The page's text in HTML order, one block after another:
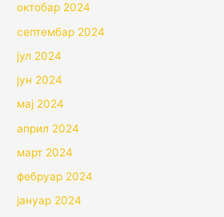
октобар 2024
септембар 2024
јул 2024
јун 2024
мај 2024
април 2024
март 2024
фебруар 2024
јануар 2024